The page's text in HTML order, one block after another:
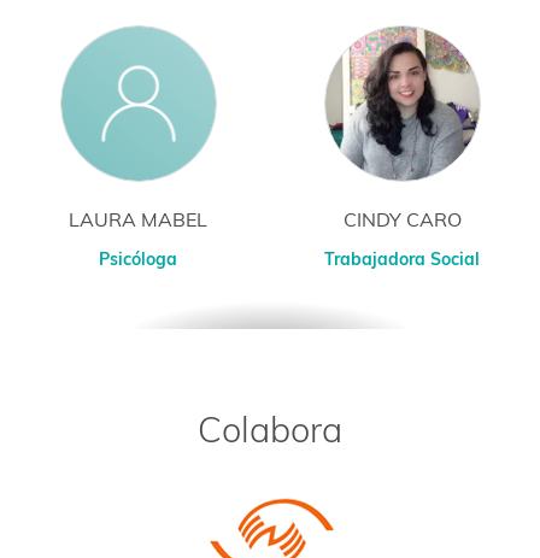
LAURA MABEL
Psicóloga
CINDY CARO
Trabajadora Social
Colabora